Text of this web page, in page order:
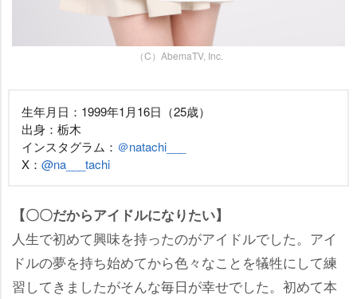
（C）AbemaTV, Inc.
生年月日：1999年1月16日（25歳）
出身：栃木
インスタグラム： ＠natachi___
X： @na___tachi
【〇〇だからアイドルになりたい】
人生で初めて興味を持ったのがアイドルでした。アイ
ドルの夢を持ち始めてから色々なことを犠牲にして練
習してきましたがそんな毎日が幸せでした。初めて本